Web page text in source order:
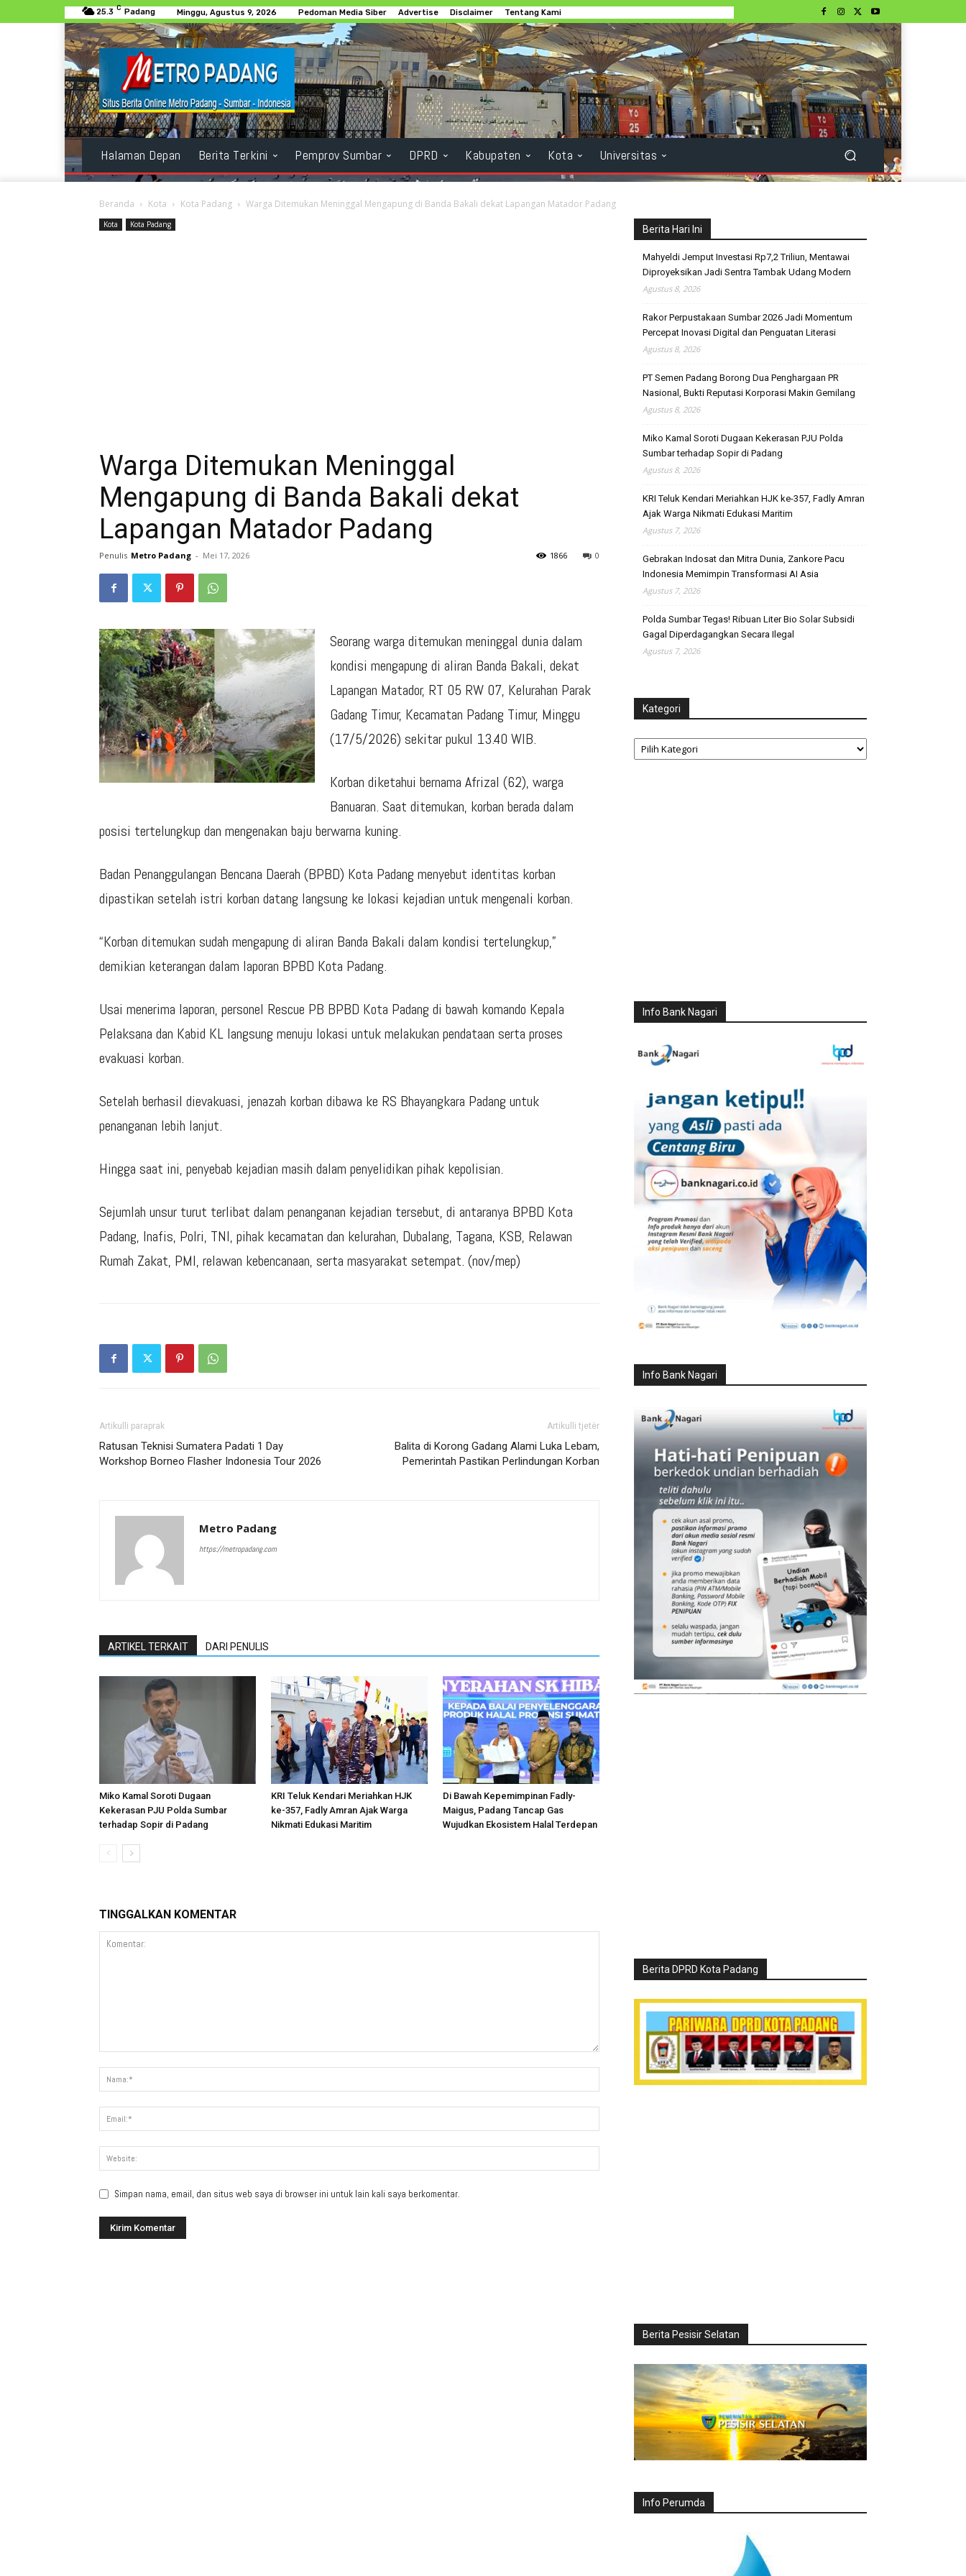
25.3 C Padang Minggu, Agustus 9, 2026 Pedoman Media Siber Advertise Disclaimer Tentang Kami
Halaman Depan Berita Terkini Pemprov Sumbar DPRD Kabupaten Kota Universitas
Beranda Kota Kota Padang Warga Ditemukan Meninggal Mengapung di Banda Bakali dekat Lapangan Matador Padang
Kota Kota Padang
Warga Ditemukan Meninggal
Mengapung di Banda Bakali dekat
Lapangan Matador Padang
Penulis Metro Padang - Mei 17, 2026 0
1866
Seorang warga ditemukan meninggal dunia dalam
kondisi mengapung di aliran Banda Bakali, dekat
Lapangan Matador, RT 05 RW 07, Kelurahan Parak
Gadang Timur, Kecamatan Padang Timur, Minggu
(17/5/2026) sekitar pukul 13.40 WIB.
Korban diketahui bernama Afrizal (62), warga
Banuaran. Saat ditemukan, korban berada dalam
posisi tertelungkup dan mengenakan baju berwarna kuning.
Badan Penanggulangan Bencana Daerah (BPBD) Kota Padang menyebut identitas korban
dipastikan setelah istri korban datang langsung ke lokasi kejadian untuk mengenali korban.
“Korban ditemukan sudah mengapung di aliran Banda Bakali dalam kondisi tertelungkup,”
demikian keterangan dalam laporan BPBD Kota Padang.
Usai menerima laporan, personel Rescue PB BPBD Kota Padang di bawah komando Kepala
Pelaksana dan Kabid KL langsung menuju lokasi untuk melakukan pendataan serta proses
evakuasi korban.
Setelah berhasil dievakuasi, jenazah korban dibawa ke RS Bhayangkara Padang untuk
penanganan lebih lanjut.
Hingga saat ini, penyebab kejadian masih dalam penyelidikan pihak kepolisian.
Sejumlah unsur turut terlibat dalam penanganan kejadian tersebut, di antaranya BPBD Kota
Padang, Inafis, Polri, TNI, pihak kecamatan dan kelurahan, Dubalang, Tagana, KSB, Relawan
Rumah Zakat, PMI, relawan kebencanaan, serta masyarakat setempat. (nov/mep)
Artikulli paraprak
Ratusan Teknisi Sumatera Padati 1 Day
Workshop Borneo Flasher Indonesia Tour 2026
Artikulli tjetër
Balita di Korong Gadang Alami Luka Lebam,
Pemerintah Pastikan Perlindungan Korban
Metro Padang
https://metropadang.com
ARTIKEL TERKAIT DARI PENULIS
Miko Kamal Soroti Dugaan
Kekerasan PJU Polda Sumbar
terhadap Sopir di Padang
KRI Teluk Kendari Meriahkan HJK
ke-357, Fadly Amran Ajak Warga
Nikmati Edukasi Maritim
Di Bawah Kepemimpinan Fadly-
Maigus, Padang Tancap Gas
Wujudkan Ekosistem Halal Terdepan
TINGGALKAN KOMENTAR
Simpan nama, email, dan situs web saya di browser ini untuk lain kali saya berkomentar.
Berita Hari Ini
Mahyeldi Jemput Investasi Rp7,2 Triliun, Mentawai
Diproyeksikan Jadi Sentra Tambak Udang Modern
Agustus 8, 2026
Rakor Perpustakaan Sumbar 2026 Jadi Momentum
Percepat Inovasi Digital dan Penguatan Literasi
Agustus 8, 2026
PT Semen Padang Borong Dua Penghargaan PR
Nasional, Bukti Reputasi Korporasi Makin Gemilang
Agustus 8, 2026
Miko Kamal Soroti Dugaan Kekerasan PJU Polda
Sumbar terhadap Sopir di Padang
Agustus 8, 2026
KRI Teluk Kendari Meriahkan HJK ke-357, Fadly Amran
Ajak Warga Nikmati Edukasi Maritim
Agustus 7, 2026
Gebrakan Indosat dan Mitra Dunia, Zankore Pacu
Indonesia Memimpin Transformasi AI Asia
Agustus 7, 2026
Polda Sumbar Tegas! Ribuan Liter Bio Solar Subsidi
Gagal Diperdagangkan Secara Ilegal
Agustus 7, 2026
Kategori
Kategori
Info Bank Nagari
Info Bank Nagari
Berita DPRD Kota Padang
Berita Pesisir Selatan
Info Perumda